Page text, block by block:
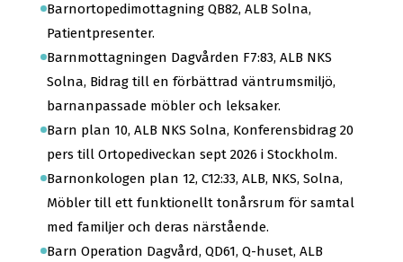
Barnortopedimottagning QB82, ALB Solna,
Patientpresenter.
Barnmottagningen Dagvården F7:83, ALB NKS
Solna, Bidrag till en förbättrad väntrumsmiljö,
barnanpassade möbler och leksaker.
Barn plan 10, ALB NKS Solna, Konferensbidrag 20
pers till Ortopediveckan sept 2026 i Stockholm.
Barnonkologen plan 12, C12:33, ALB, NKS, Solna,
Möbler till ett funktionellt tonårsrum för samtal
med familjer och deras närstående.
Barn Operation Dagvård, QD61, Q-huset, ALB